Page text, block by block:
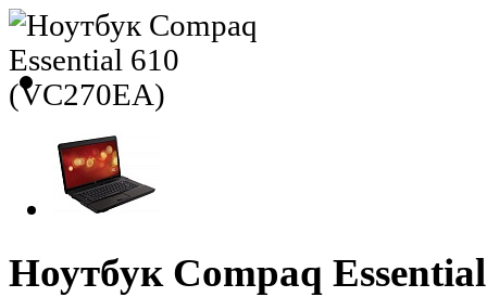
Ноутбук Compaq